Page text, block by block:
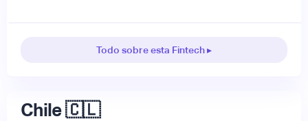
Todo sobre esta Fintech ▸
Chile 🇨🇱